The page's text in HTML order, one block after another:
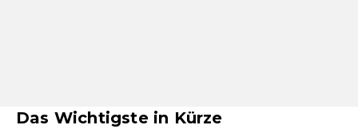
Das Wichtigste in Kürze